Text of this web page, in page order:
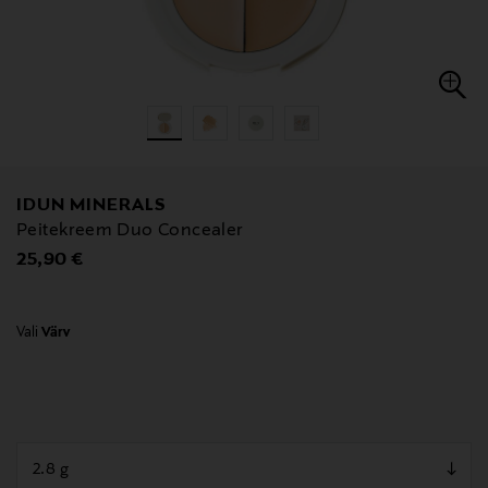
IDUN MINERALS
Peitekreem Duo Concealer
Original Price
25,90 €
Vali Värv
null